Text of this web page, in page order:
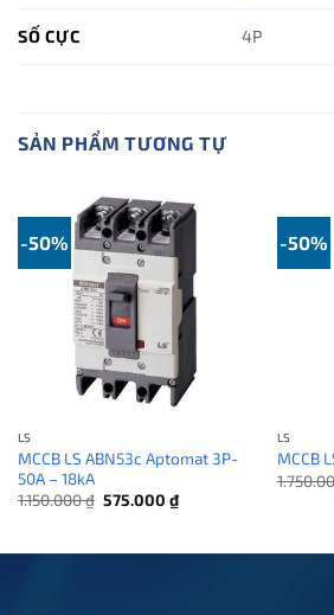
SỐ CỰC 4P
SẢN PHẨM TƯƠNG TỰ
-50%
LS
MCCB LS ABN53c Aptomat 3P-
50A – 18kA
1.150.000₫ Giá
gốc
575.000 ₫Giá
hiện
575.000 ₫.
-50%
LS
MCCB